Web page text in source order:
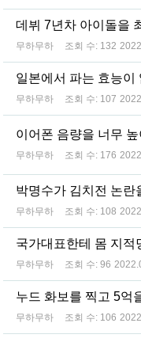
데뷔 7년차 아이돌을
무하무하 조회 수: 132
일본에서 파는 효능이
무하무하 조회 수: 107
이어폰 음량을 너무
무하무하 조회 수: 176
박명수가 김치전 논란
무하무하 조회 수: 108
국가대표한테 몸 지적
무하무하 조회 수: 96
누드 화보를 찍고 5억
무하무하 조회 수: 106